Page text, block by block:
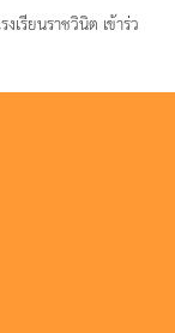
เรียนราชวินิต เข้าร่่ว